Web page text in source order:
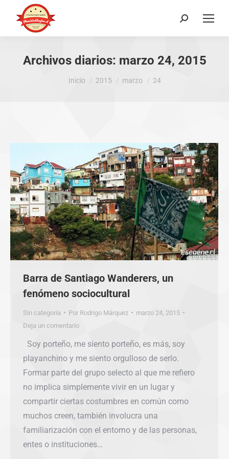
Buscar:
Archivos diarios: marzo 24, 2015
Estás aquí:
Inicio 2015 marzo 24
Barra de Santiago Wanderers, un
fenómeno sociocultural
Sin categoría Por Rodrigo Márquez
marzo 24, 2015
Deja un comentario
Soy porteño, me siento porteño, es más, soy
playanchino y me siento orgulloso de serlo.
Formar parte del grupo selecto al que me refiero
no implica simplemente vivir en un lugar y
compartir ciertas costumbres en común como
muchos creen, también involucra una
familiarización con el entorno y de las personas,
entes o instituciones…